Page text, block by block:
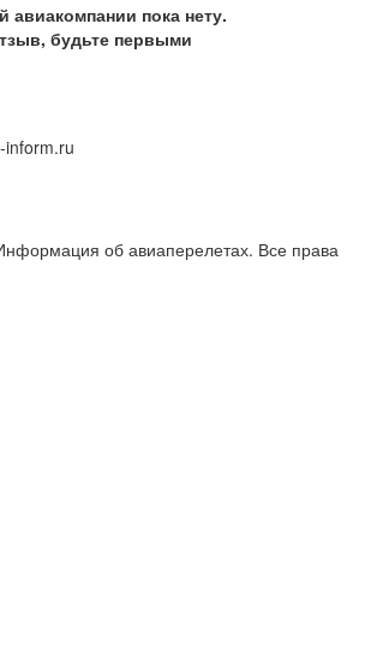
авиакомпании пока нету.
будьте первыми
inform.ru
об авиаперелетах. Все права